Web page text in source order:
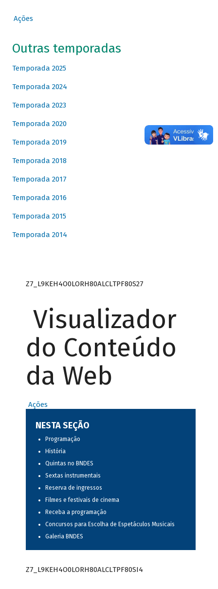
Ações
Outras temporadas
Temporada 2025
Temporada 2024
Temporada 2023
Temporada 2020
Temporada 2019
Temporada 2018
Temporada 2017
Temporada 2016
Temporada 2015
Temporada 2014
Z7_L9KEH4O0LORH80ALCLTPF80S27
Visualizador
do Conteúdo
da Web
Ações
NESTA SEÇÃO
Programação
História
Quintas no BNDES
Sextas instrumentais
Reserva de ingressos
Filmes e festivais de cinema
Receba a programação
Concursos para Escolha de Espetáculos Musicais
Galeria BNDES
Z7_L9KEH4O0LORH80ALCLTPF80SI4